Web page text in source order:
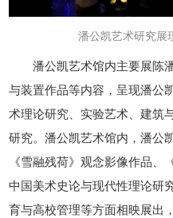
潘公凯艺术研究展
潘公凯艺术馆内主要展陈
与装置作品等内容，呈现潘公
术理论研究、实验艺术、建筑
研究。潘公凯艺术馆内，潘公
《雪融残荷》观念影像作品、
中国美术史论与现代性理论研
育与高校管理等方面相映展出